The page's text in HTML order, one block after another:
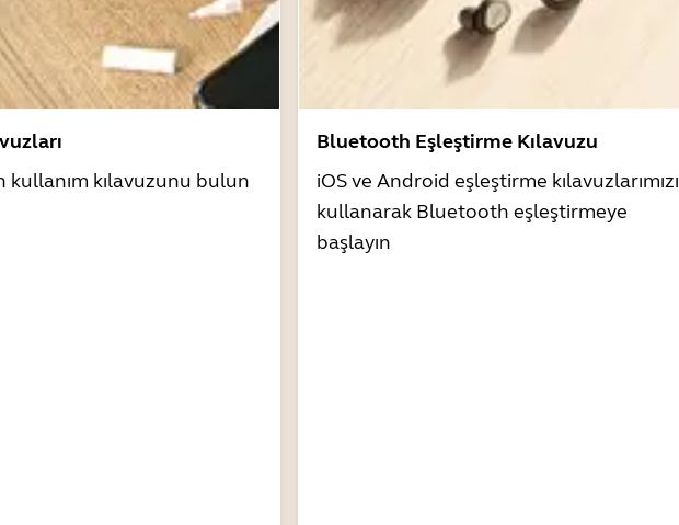
kılavuzunu bulun
Bluetooth Eşleştirme Kılavuzu
iOS ve Android eşleştirme kılavuzlarımızı
kullanarak Bluetooth eşleştirmeye
başlayın